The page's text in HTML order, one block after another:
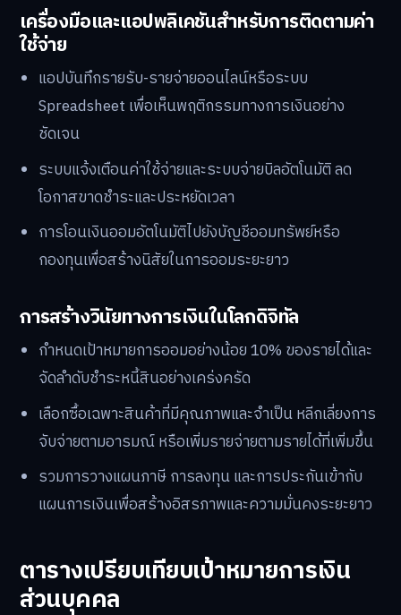
เครื่องมือและแอปพลิเคชันสำหรับการติดตามค่า
ใช้จ่าย
แอปบันทึกรายรับ-รายจ่ายออนไลน์หรือระบบ
Spreadsheet เพื่อเห็นพฤติกรรมทางการเงินอย่าง
ชัดเจน
ระบบแจ้งเตือนค่าใช้จ่ายและระบบจ่ายบิลอัตโนมัติ ลด
โอกาสขาดชำระและประหยัดเวลา
การโอนเงินออมอัตโนมัติไปยังบัญชีออมทรัพย์หรือ
กองทุนเพื่อสร้างนิสัยในการออมระยะยาว
การสร้างวินัยทางการเงินในโลกดิจิทัล
กำหนดเป้าหมายการออมอย่างน้อย 10% ของรายได้และ
จัดลำดับชำระหนี้สินอย่างเคร่งครัด
เลือกซื้อเฉพาะสินค้าที่มีคุณภาพและจำเป็น หลีกเลี่ยงการ
จับจ่ายตามอารมณ์ หรือเพิ่มรายจ่ายตามรายได้ที่เพิ่มขึ้น
รวมการวางแผนภาษี การลงทุน และการประกันเข้ากับ
แผนการเงินเพื่อสร้างอิสรภาพและความมั่นคงระยะยาว
ตารางเปรียบเทียบเป้าหมายการเงิน
ส่วนบุคคล